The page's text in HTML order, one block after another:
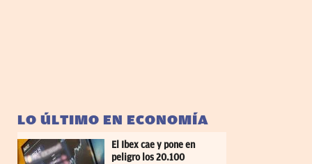
LO ÚLTIMO EN ECONOMÍA
El Ibex cae y pone en
peligro los 20.100